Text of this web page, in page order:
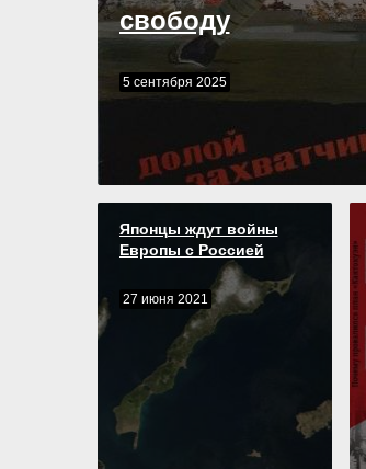
свободу
в Токио намеревались вступить в
«имея в тылу 500-миллионный
5 сентября 2025
Японцы ждут войны
Европы с Россией
27 июня 2021